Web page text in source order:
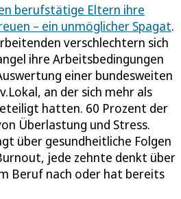
berufstätige Eltern ihre
– ein unmöglicher Spagat.
verschlechtern sich
ihre Arbeitsbedingungen
einer bundesweiten
an der sich mehr als
hatten. 60 Prozent der
Überlastung und Stress.
über gesundheitliche Folgen
jede zehnte denkt über
Beruf nach oder hat bereits